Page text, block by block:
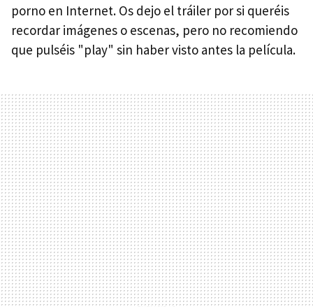
porno en Internet. Os dejo el tráiler por si queréis
recordar imágenes o escenas, pero no recomiendo
que pulséis "play" sin haber visto antes la película.